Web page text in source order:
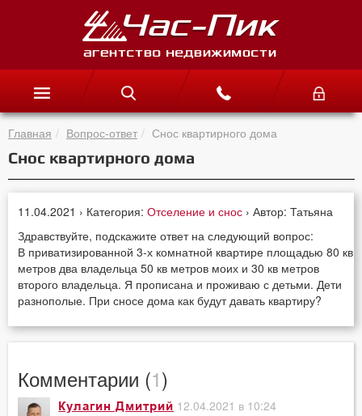
Главная Вопрос-ответ Снос квартирного дома
Снос квартирного дома
11.04.2021 › Категория:Отселение и снос › Автор: Татьяна
Здравствуйте, подскажите ответ на следующий вопрос:
В приватизированной 3-х комнатной квартире площадью 80 кв
метров два владельца 50 кв метров моих и 30 кв метров
второго владельца. Я прописана и проживаю с детьми. Дети
разнополые. При сносе дома как будут давать квартиру?
Комментарии (1)
Кулагин Дмитрий 12.04.2021 в 10:24